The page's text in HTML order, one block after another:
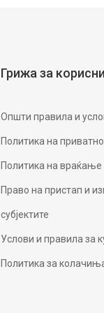
Грижа за
Општи правила и
Политика на
Политика на враќање
Право на пристап и
субјектите
Услови и правила за
Политика за